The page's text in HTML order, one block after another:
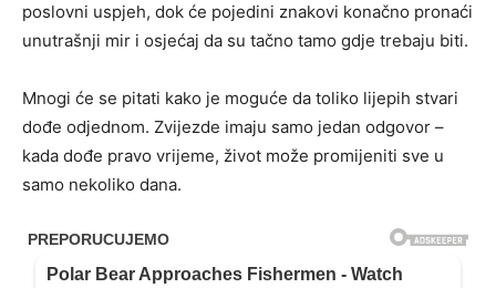
poslovni uspjeh, dok će pojedini znakovi konačno pronaći
unutrašnji mir i osjećaj da su tačno tamo gdje trebaju biti.
Mnogi će se pitati kako je moguće da toliko lijepih stvari
dođe odjednom. Zvijezde imaju samo jedan odgovor –
kada dođe pravo vrijeme, život može promijeniti sve u
samo nekoliko dana.